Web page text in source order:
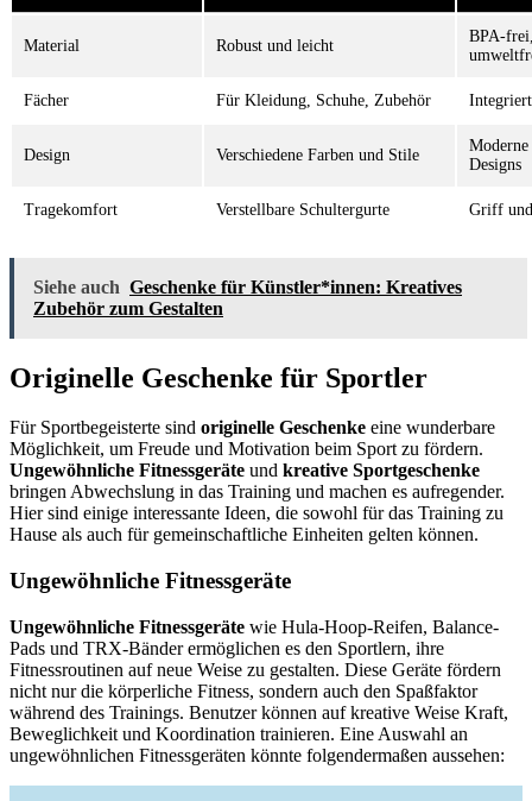
Material Robust und leicht
BPA-
Fächer Für Kleidung, Schuhe, Zubehör
Design Verschiedene Farben und Stile
Designs
Tragekomfort Verstellbare Schultergurte Griff
Siehe auch Geschenke für Künstler*innen: Kreatives
Zubehör zum Gestalten
Originelle Geschenke für Sportler
Für Sportbegeisterte sind originelle Geschenke eine wunderbare
Möglichkeit, um Freude und Motivation beim Sport zu fördern.
Ungewöhnliche Fitnessgeräte und kreative Sportgeschenke
bringen Abwechslung in das Training und machen es aufregender.
Hier sind einige interessante Ideen, die sowohl für das Training zu
Hause als auch für gemeinschaftliche Einheiten gelten können.
Ungewöhnliche Fitnessgeräte
Ungewöhnliche Fitnessgeräte wie Hula-Hoop-Reifen, Balance-
Pads und TRX-Bänder ermöglichen es den Sportlern, ihre
Fitnessroutinen auf neue Weise zu gestalten. Diese Geräte fördern
nicht nur die körperliche Fitness, sondern auch den Spaßfaktor
während des Trainings. Benutzer können auf kreative Weise Kraft,
Beweglichkeit und Koordination trainieren. Eine Auswahl an
ungewöhnlichen Fitnessgeräten könnte folgendermaßen aussehen: